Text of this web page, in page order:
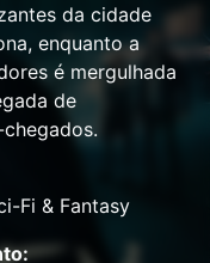
da cidade
enquanto a
é mergulhada
de
Fi & Fantasy